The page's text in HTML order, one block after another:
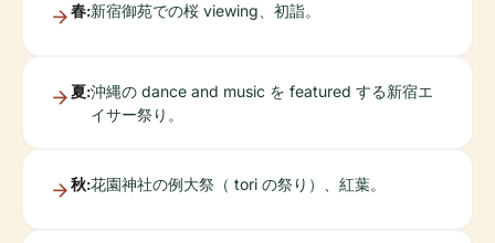
春:新宿御苑での桜 viewing、初詣。
夏:沖縄の dance and music を featured する新宿エ
イサー祭り。
秋:花園神社の例大祭（ tori の祭り）、紅葉。